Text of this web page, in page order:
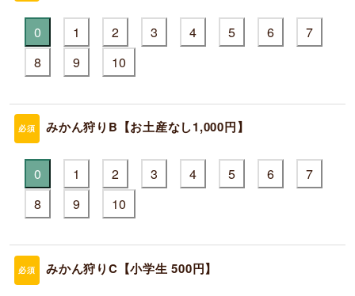
0 1 2 3 4 5 6
7
8
9 10
必須 みかん狩りB【お土産なし1,000円】
0 1 2 3 4 5 6
7
8
9 10
必須 みかん狩りC【小学生 500円】